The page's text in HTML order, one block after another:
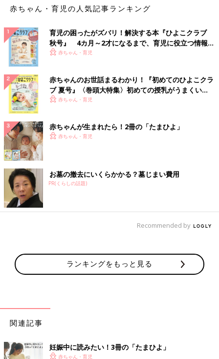
赤ちゃん・育児の人気記事ランキング
育児の困ったがズバリ！解決する本『ひよこクラブ
秋号』 4カ月～2才になるまで、育児に役立つ情報が
いっぱい！
赤ちゃん・育児
赤ちゃんのお世話まるわかり！『初めてのひよこクラ
ブ 夏号』〈巻頭大特集〉初めての授乳がうまくい
く！ おっぱい・ミルクの基本と夏のトラブル 解決テ
赤ちゃん・育児
赤ちゃんが生まれたら！2冊の「たまひよ」
赤ちゃん・育児
お墓の撤去にいくらかかる？墓じまい費用
PR(くらしの話題)
Recommended by
ランキングをもっと見る
関連記事
妊娠中に読みたい！3冊の「たまひよ」
赤ちゃん・育児